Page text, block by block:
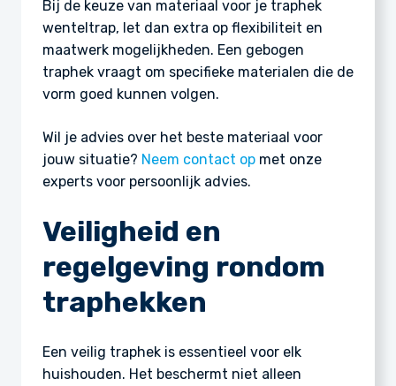
Bij de keuze van materiaal voor je traphek
wenteltrap, let dan extra op flexibiliteit en
maatwerk mogelijkheden. Een gebogen
traphek vraagt om specifieke materialen die de
vorm goed kunnen volgen.
Wil je advies over het beste materiaal voor
jouw situatie? Neem contact op met onze
experts voor persoonlijk advies.
Veiligheid en
regelgeving rondom
traphekken
Een veilig traphek is essentieel voor elk
huishouden. Het beschermt niet alleen